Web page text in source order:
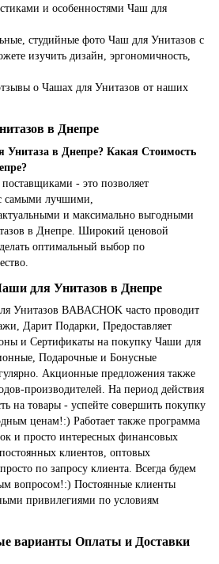
и особенностями Чаш для
студийные фото Чаш для Унитазов с
изучить дизайн, эргономичность,
о Чашах для Унитазов от наших
в Днепре
Унитаза в Днепре? Какая Стоимость
- это позволяет
самыми лучшими,
и максимально выгодными
в Днепре. Широкий ценовой
оптимальный выбор по
для Унитазов в Днепре
Унитазов BABACHOK часто проводит
Дарит Подарки, Предоставляет
и Сертификаты на покупку Чаши для
Подарочные и Бонусные
Акционные предложения также
производителей. На период действия
на товары - успейте совершить покупку
ценам!:) Работает также программа
и просто интересных финансовых
клиентов, оптовых
по запросу клиента. Всегда будем
вопросом!:) Постоянные клиенты
привилегиями по условиям
варианты Оплаты и Доставки